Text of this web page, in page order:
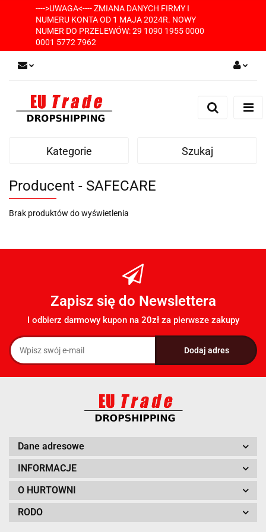
---->UWAGA<---- ZMIANA DANYCH FIRMY I
NUMERU KONTA OD 1 MAJA 2024R. NOWY
NUMER DO PRZELEWÓW: 29 1090 1955 0000
0001 5772 7962
Zarejestruj się
Kategorie Szukaj
Producent - SAFECARE
Brak produktów do wyświetlenia
Zapisz się do Newslettera
I odbierz darmowy kupon na 20zł za pierwsze zakupy
Dane adresowe
INFORMACJE
O HURTOWNI
RODO